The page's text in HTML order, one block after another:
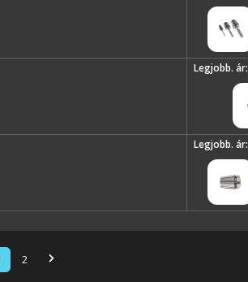
Legjobb. ár:
Legjobb. ár:
2